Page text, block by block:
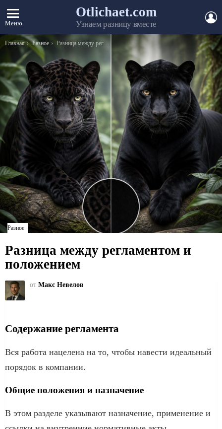
Меню
Otlichaet.com
Узнаем разницу вместе
Вы здесь:
Главная Разное Разница между регламентом и положением
Разное
Разница между регламентом и
положением
от Макс Невелов
Содержание регламента
Вся работа нацелена на то, чтобы навести идеальный
порядок в компании.
Общие положения и назначение
В этом разделе указывают назначение, применение и